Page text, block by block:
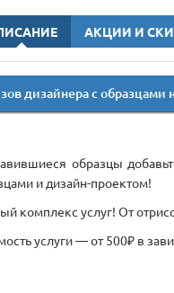
АКЦИИ И
дизайнера с образцами
образцы
и дизайн-проектом!
комплекс услуг! От
услуги — от 500₽ в